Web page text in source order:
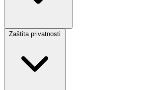
Zaštita privatnosti